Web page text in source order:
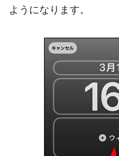
ようになります。